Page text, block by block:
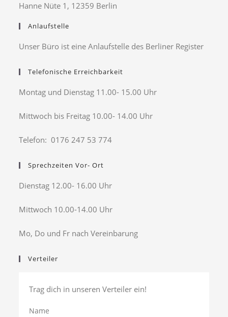
Hanne Nüte 1, 12359 Berlin
Anlaufstelle
Unser Büro ist eine Anlaufstelle des Berliner Register
Telefonische Erreichbarkeit
Montag und Dienstag 11.00- 15.00 Uhr
Mittwoch bis Freitag 10.00- 14.00 Uhr
Telefon: 0176 247 53 774
Sprechzeiten Vor- Ort
Dienstag 12.00- 16.00 Uhr
Mittwoch 10.00-14.00 Uhr
Mo, Do und Fr nach Vereinbarung
Verteiler
Trag dich in unseren Verteiler ein!
Name